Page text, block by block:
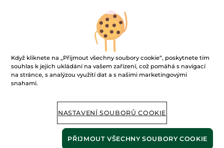
55.00 Kč
PŘIDAT DO
189.00 Kč
PŘIDAT DO
Když kliknete na „Přijmout všechny soubory cookie“, poskytnete tím
souhlas k jejich ukládání na vašem zařízení, což pomáhá s navigací
na stránce, s analýzou využití dat a s našimi marketingovými
snahami.
NASTAVENÍ SOUBORŮ COOKIE
PŘIJMOUT VŠECHNY SOUBORY COOKIE